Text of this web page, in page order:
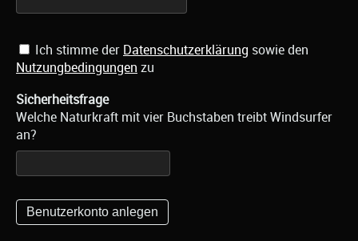
Ich stimme der Datenschutzerklärung sowie den
Nutzungbedingungen zu
Sicherheitsfrage
Welche Naturkraft mit vier Buchstaben treibt Windsurfer
an?